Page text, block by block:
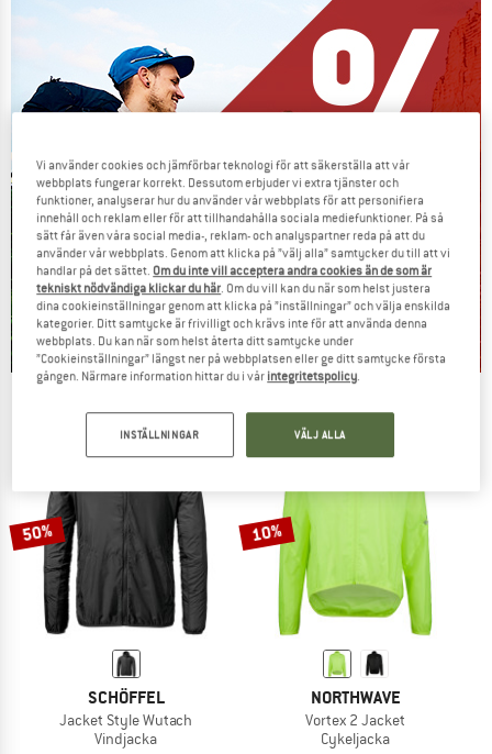
NOW UP TO 50% OFF
TO THE SALE
50%
SCHÖFFEL
Jacket Style Wutach
Vindjacka
10%
NORTHWAVE
Vortex 2 Jacket
Cykeljacka
Vi använder cookies och jämförbar teknologi för att säkerställa att vår
webbplats fungerar korrekt. Dessutom erbjuder vi extra tjänster och
funktioner, analyserar hur du använder vår webbplats för att personifiera
innehåll och reklam eller för att tillhandahålla sociala mediefunktioner. På så
sätt får även våra social media-, reklam- och analyspartner reda på att du
använder vår webbplats. Genom att klicka på ”välj alla” samtycker du till att vi
handlar på det sättet. Om du inte vill acceptera andra cookies än de som är
tekniskt nödvändiga klickar du här. Om du vill kan du när som helst justera
dina cookieinställningar genom att klicka på ”inställningar” och välja enskilda
kategorier. Ditt samtycke är frivilligt och krävs inte för att använda denna
webbplats. Du kan när som helst återta ditt samtycke under
”Cookieinställningar” längst ner på webbplatsen eller ge ditt samtycke första
gången. Närmare information hittar du i vår integritetspolicy.
INSTÄLLNINGAR VÄLJ ALLA